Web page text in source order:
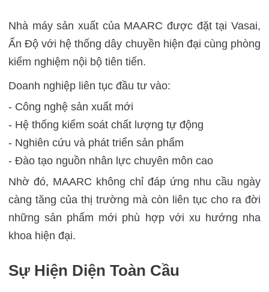
Nhà máy sản xuất của MAARC được đặt tại Vasai,
Ấn Độ với hệ thống dây chuyền hiện đại cùng phòng
kiểm nghiệm nội bộ tiên tiến.
Doanh nghiệp liên tục đầu tư vào:
- Công nghệ sản xuất mới
- Hệ thống kiểm soát chất lượng tự động
- Nghiên cứu và phát triển sản phẩm
- Đào tạo nguồn nhân lực chuyên môn cao
Nhờ đó, MAARC không chỉ đáp ứng nhu cầu ngày
càng tăng của thị trường mà còn liên tục cho ra đời
những sản phẩm mới phù hợp với xu hướng nha
khoa hiện đại.
Sự Hiện Diện Toàn Cầu